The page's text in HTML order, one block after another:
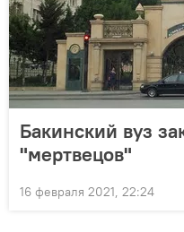
Бакинский вуз
"мертвецов"
16 февраля 2021, 22:24